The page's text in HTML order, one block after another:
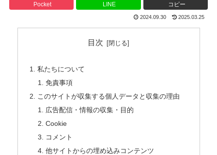
Pocket LINE コピー
2024.09.30 2025.03.25
目次
私たちについて
免責事項
このサイトが収集する個人データと収集の理由
広告配信・情報の収集・目的
Cookie
コメント
他サイトからの埋め込みコンテンツ